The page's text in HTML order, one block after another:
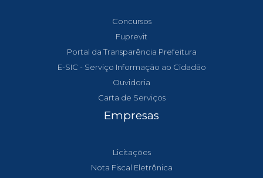
Concursos
Fuprevit
Portal da Transparência Prefeitura
E-SIC - Serviço Informação ao Cidadão
Ouvidoria
Carta de Serviços
Empresas
Licitações
Nota Fiscal Eletrônica